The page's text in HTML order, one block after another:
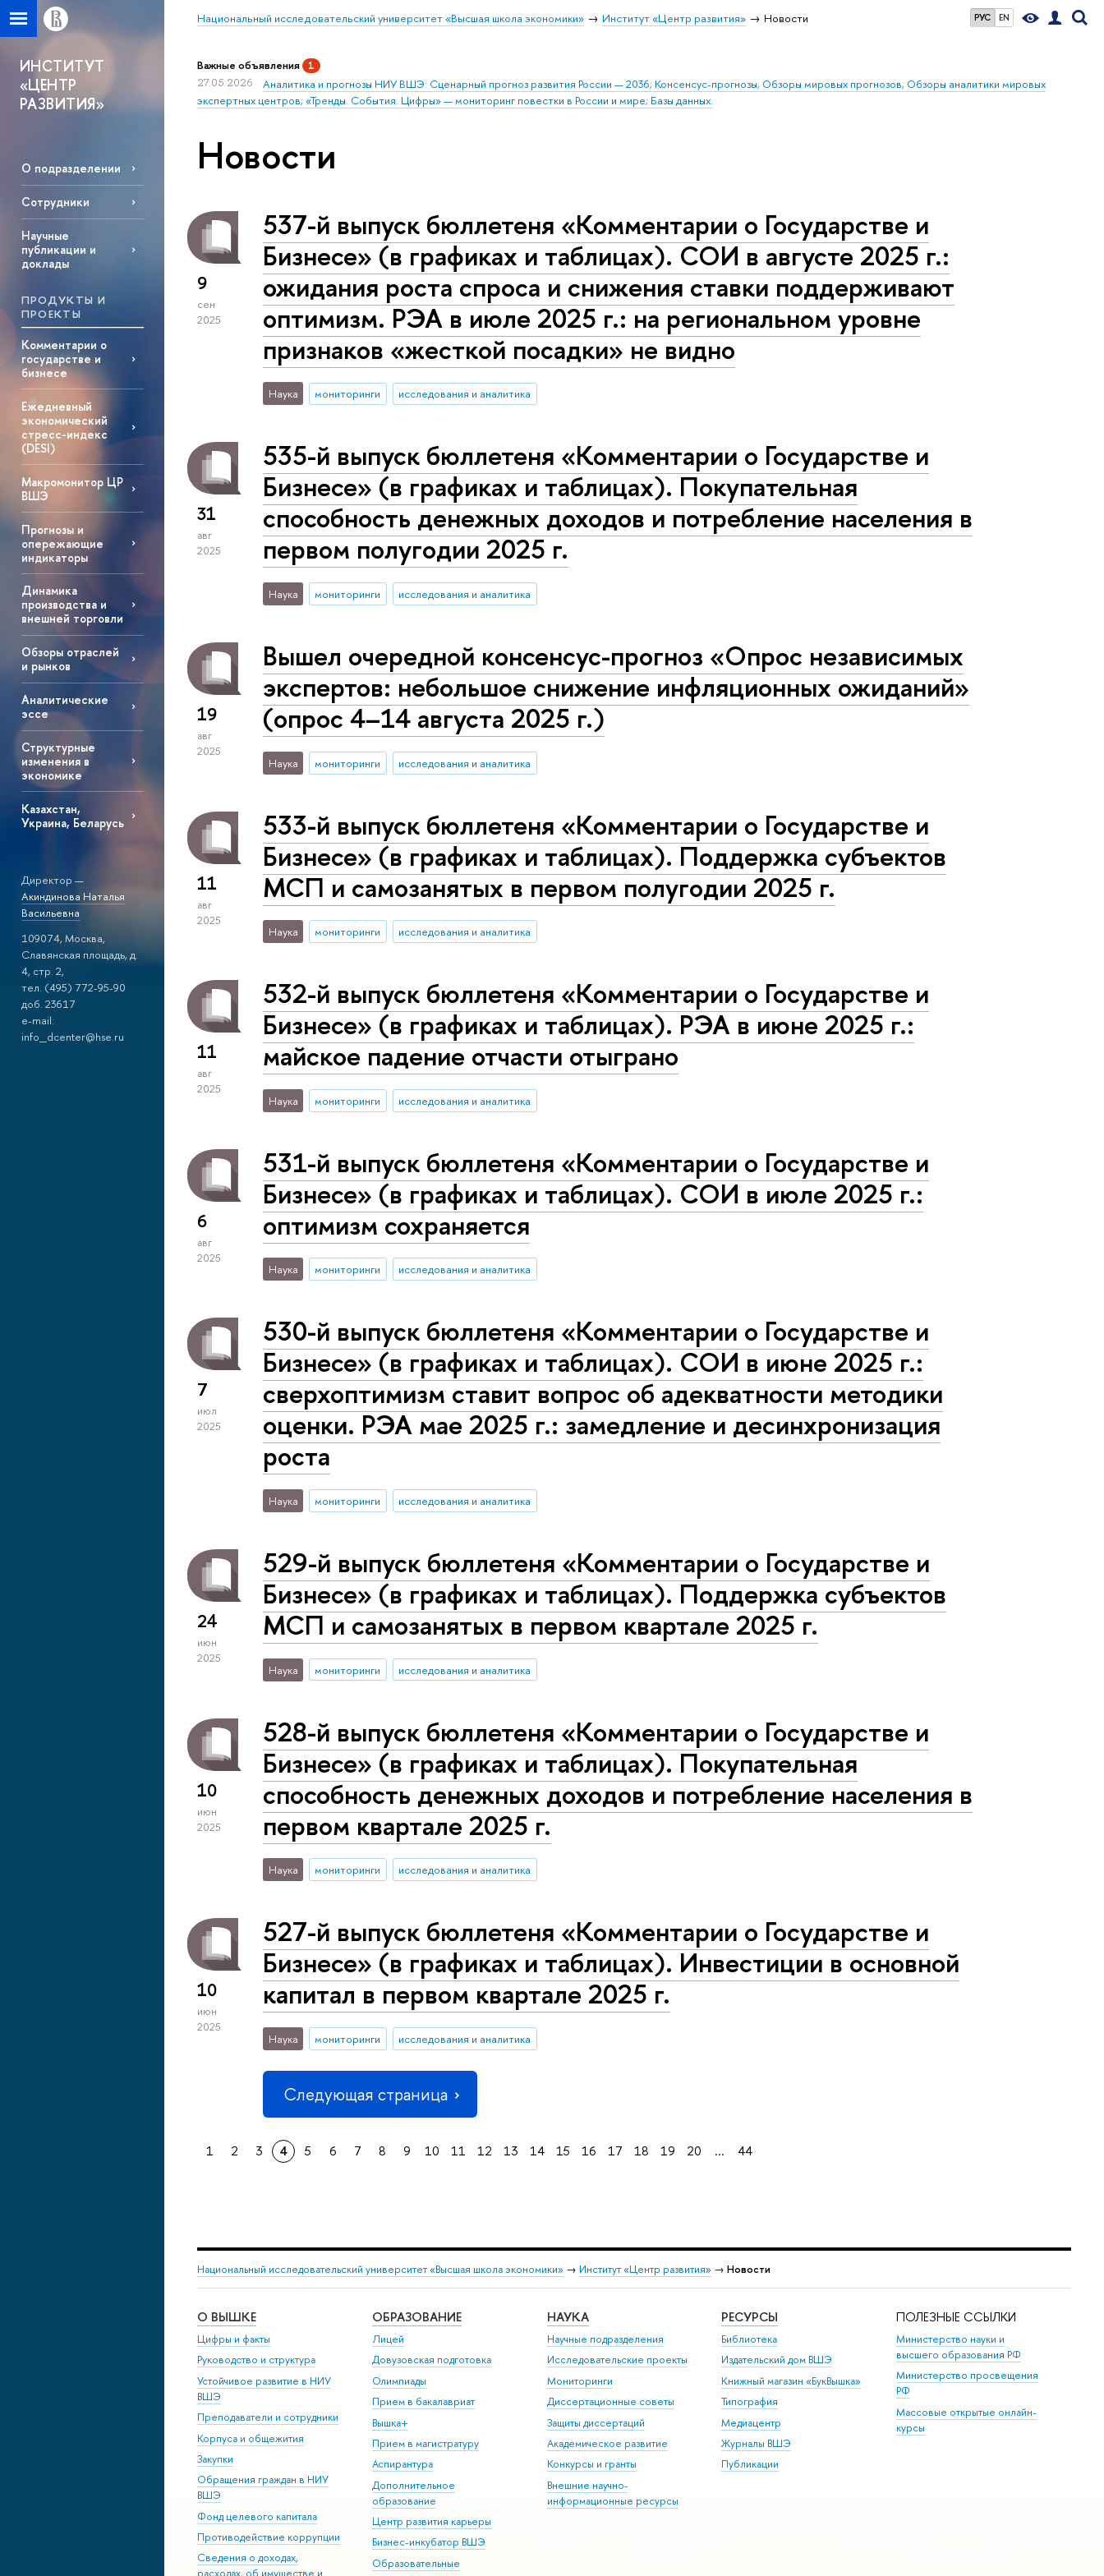
РУС EN
Национальный исследовательский университет «Высшая школа экономики» Институт «Центр развития» Новости
ИНСТИТУТ
«ЦЕНТР
РАЗВИТИЯ»
О подразделении
Сотрудники
Научные
публикации и
доклады
ПРОДУКТЫ И
ПРОЕКТЫ
Комментарии о
государстве и
бизнесе
Ежедневный
экономический
стресс-индекс
(DESI)
Макромонитор ЦР
ВШЭ
Прогнозы и
опережающие
индикаторы
Динамика
производства и
внешней торговли
Обзоры отраслей
и рынков
Аналитические
эссе
Структурные
изменения в
экономике
Казахстан,
Украина, Беларусь
Директор —
Акиндинова Наталья
Васильевна
109074, Москва,
Славянская площадь, д.
4, стр. 2,
тел. (495) 772-95-90
доб. 23617
e-mail:
info_dcenter@hse.ru
Важные объявления 1
27.05.2026
Аналитика и прогнозы НИУ ВШЭ: Сценарный прогноз развития России — 2036; Консенсус-прогнозы; Обзоры мировых прогнозов; Обзоры аналитики мировых
экспертных центров; «Тренды. События. Цифры» — мониторинг повестки в России и мире; Базы данных.
Новости
9
сен
2025
537-й выпуск бюллетеня «Комментарии о Государстве и
Бизнесе» (в графиках и таблицах). СОИ в августе 2025 г.:
ожидания роста спроса и снижения ставки поддерживают
оптимизм. РЭА в июле 2025 г.: на региональном уровне
признаков «жесткой посадки» не видно
Наука мониторинги исследования и аналитика
31
авг
2025
535-й выпуск бюллетеня «Комментарии о Государстве и
Бизнесе» (в графиках и таблицах). Покупательная
способность денежных доходов и потребление населения в
первом полугодии 2025 г.
Наука мониторинги исследования и аналитика
19
авг
2025
Вышел очередной консенсус-прогноз «Опрос независимых
экспертов: небольшое снижение инфляционных ожиданий»
(опрос 4–14 августа 2025 г.)
Наука мониторинги исследования и аналитика
11
авг
2025
533-й выпуск бюллетеня «Комментарии о Государстве и
Бизнесе» (в графиках и таблицах). Поддержка субъектов
МСП и самозанятых в первом полугодии 2025 г.
Наука мониторинги исследования и аналитика
11
авг
2025
532-й выпуск бюллетеня «Комментарии о Государстве и
Бизнесе» (в графиках и таблицах). РЭА в июне 2025 г.:
майское падение отчасти отыграно
Наука мониторинги исследования и аналитика
6
авг
2025
531-й выпуск бюллетеня «Комментарии о Государстве и
Бизнесе» (в графиках и таблицах). СОИ в июле 2025 г.:
оптимизм сохраняется
Наука мониторинги исследования и аналитика
7
июл
2025
530-й выпуск бюллетеня «Комментарии о Государстве и
Бизнесе» (в графиках и таблицах). СОИ в июне 2025 г.:
сверхоптимизм ставит вопрос об адекватности методики
оценки. РЭА мае 2025 г.: замедление и десинхронизация
роста
Наука мониторинги исследования и аналитика
24
июн
2025
529-й выпуск бюллетеня «Комментарии о Государстве и
Бизнесе» (в графиках и таблицах). Поддержка субъектов
МСП и самозанятых в первом квартале 2025 г.
Наука мониторинги исследования и аналитика
10
июн
2025
528-й выпуск бюллетеня «Комментарии о Государстве и
Бизнесе» (в графиках и таблицах). Покупательная
способность денежных доходов и потребление населения в
первом квартале 2025 г.
Наука мониторинги исследования и аналитика
10
июн
2025
527-й выпуск бюллетеня «Комментарии о Государстве и
Бизнесе» (в графиках и таблицах). Инвестиции в основной
капитал в первом квартале 2025 г.
Наука мониторинги исследования и аналитика
Следующая страница
1 2 3 4 5 6 7 8 9 10 11 12 13 14 15 16 17 18 19 20 ... 44
Национальный исследовательский университет «Высшая школа экономики» → Институт «Центр развития» → Новости
О ВЫШКЕ
Цифры и факты
Руководство и структура
Устойчивое развитие в НИУ
ВШЭ
Преподаватели и сотрудники
Корпуса и общежития
Закупки
Обращения граждан в НИУ
ВШЭ
Фонд целевого капитала
Противодействие коррупции
Сведения о доходах,
ОБРАЗОВАНИЕ
Лицей
Довузовская подготовка
Олимпиады
Прием в бакалавриат
Вышка+
Прием в магистратуру
Аспирантура
Дополнительное
образование
Центр развития карьеры
Бизнес-инкубатор ВШЭ
Образовательные
НАУКА
Научные подразделения
Исследовательские проекты
Мониторинги
Диссертационные советы
Защиты диссертаций
Академическое развитие
Конкурсы и гранты
Внешние научно-
информационные ресурсы
РЕСУРСЫ
Библиотека
Издательский дом ВШЭ
Книжный магазин «БукВышка»
Типография
Медиацентр
Журналы ВШЭ
Публикации
ПОЛЕЗНЫЕ ССЫЛКИ
Министерство науки и
высшего образования РФ
Министерство просвещения
РФ
Массовые открытые онлайн-
курсы